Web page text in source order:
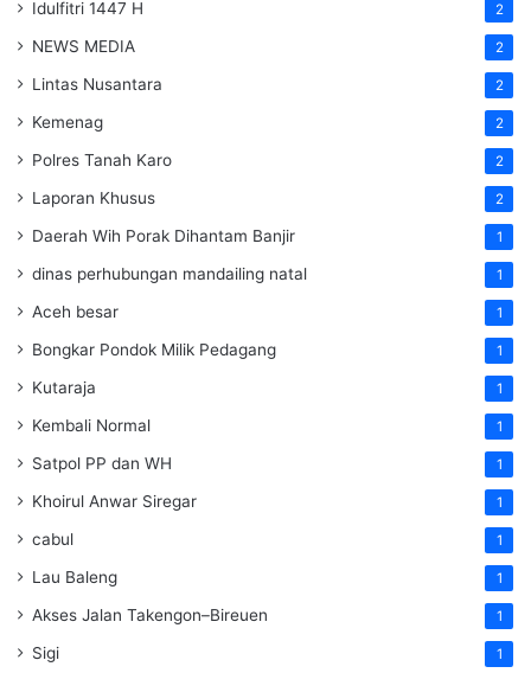
Idulfitri 1447 H 2
NEWS MEDIA 2
Lintas Nusantara 2
Kemenag 2
Polres Tanah Karo 2
Laporan Khusus 2
Daerah Wih Porak Dihantam Banjir 1
dinas perhubungan mandailing natal 1
Aceh besar 1
Bongkar Pondok Milik Pedagang 1
Kutaraja 1
Kembali Normal 1
Satpol PP dan WH 1
Khoirul Anwar Siregar 1
cabul 1
Lau Baleng 1
Akses Jalan Takengon–Bireuen 1
Sigi 1